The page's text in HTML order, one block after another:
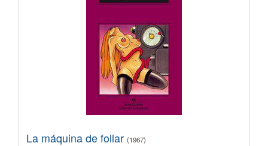
La máquina de follar (1967)